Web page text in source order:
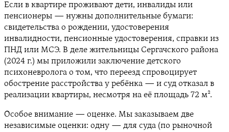
Если в квартире проживают дети, инвалиды или
пенсионеры — нужны дополнительные бумаги:
свидетельства о рождении, удостоверения
инвалидности, пенсионные удостоверения, справки из
ПНД или МСЭ. В деле жительницы Сергачского района
(2024 г.) мы приложили заключение детского
психоневролога о том, что переезд спровоцирует
обострение расстройства у ребёнка — и суд отказал в
реализации квартиры, несмотря на её площадь 72 м².
Особое внимание — оценке. Мы заказываем две
независимые оценки: одну — для суда (по рыночной